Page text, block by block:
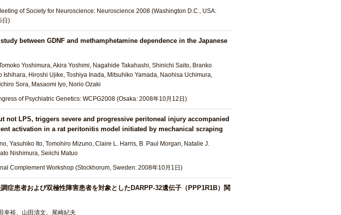
of Society for Neuroscience: Neuroscience 2008 (Washington D.C., USA:
日)
between GDNF and methamphetamine dependence in the Japanese
Yoshimura, Akira Yoshimi, Nagahide Takahashi, Shinichi Saito, Branko
Ishihara, Hiroshi Ujike, Toshiya Inada, Mitsuhiko Yamada, Naohisa Uchimura,
Sora, Masaomi Iyo, Norio Ozaki
of Psychiatric Genetics: WCPG2008 (Osaka: 2008年10月12日)
not LPS, triggers severe and progressive peritoneal injury accompanied
activation in a rat peritonitis model initiated by mechanical scraping
Yasuhiko Ito, Tomohiro Mizuno, Claire L. Harris, B. Paul Morgan, Natalie J.
Nishimura, Seiichi Matuo
Complement Workshop (Stockhorum, Sweden: 2008年10月1日)
調症患者および双極性障害患者を対象としたDARPP-32遺伝子（PPP1R1B）関
裕、山田清文、尾崎紀夫